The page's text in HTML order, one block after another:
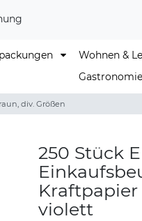
Wohnen &
div. Größen
250 Stück
Kraftpapier
violett